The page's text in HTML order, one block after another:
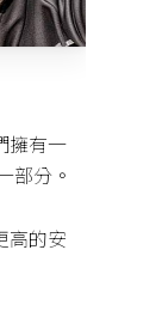
擁有一
部分。
高的安